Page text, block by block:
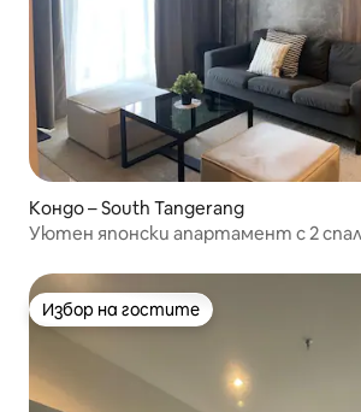
Кондо – South Tangerang
Уютен японски апартамент с 2
Избор на гостите
Избор на гостите